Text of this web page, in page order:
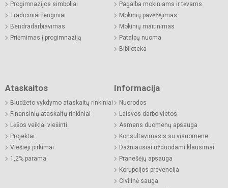
Progimnazijos simboliai
Tradiciniai renginiai
Bendradarbiavimas
Priėmimas į progimnaziją
Pagalba mokiniams ir tėvams
Mokinių pavėžėjimas
Mokinių maitinimas
Patalpų nuoma
Biblioteka
Ataskaitos
Biudžeto vykdymo ataskaitų rinkiniai
Finansinių ataskaitų rinkiniai
Lėšos veiklai viešinti
Projektai
Viešieji pirkimai
1,2% parama
Informacija
Nuorodos
Laisvos darbo vietos
Asmens duomenų apsauga
Konsultavimasis su visuomene
Dažniausiai užduodami klausimai
Pranešėjų apsauga
Korupcijos prevencija
Civilinė sauga